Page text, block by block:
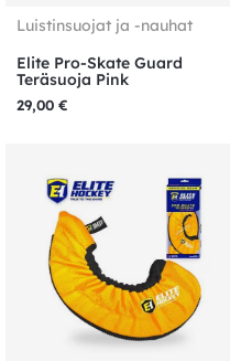
Luistinsuojat ja -nauhat
Elite Pro-Skate Guard
Teräsuoja Pink
29,00 €